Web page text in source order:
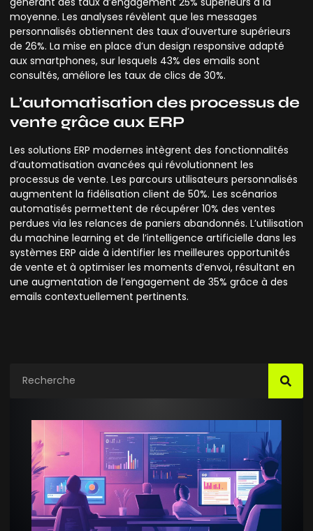
moyenne. Les analyses révèlent que les messages
personnalisés obtiennent des taux d’ouverture supérieurs
de 26%. La mise en place d’un design responsive adapté
aux smartphones, sur lesquels 43% des emails sont
consultés, améliore les taux de clics de 30%.
L’automatisation des processus de
vente grâce aux ERP
Les solutions ERP modernes intègrent des fonctionnalités
d’automatisation avancées qui révolutionnent les
processus de vente. Les parcours utilisateurs personnalisés
augmentent la fidélisation client de 50%. Les scénarios
automatisés permettent de récupérer 10% des ventes
perdues via les relances de paniers abandonnés. L’utilisation
du machine learning et de l’intelligence artificielle dans les
systèmes ERP aide à identifier les meilleures opportunités
de vente et à optimiser les moments d’envoi, résultant en
une augmentation de l’engagement de 35% grâce à des
emails contextuellement pertinents.